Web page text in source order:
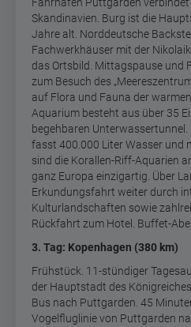
Skandinavien. Burg ist die
Jahre alt. Norddeutsche
Fachwerkhäuser mit der
das Ortsbild. Mittagspause und
zum Besuch des
auf Flora und Fauna der
Aquarium besteht aus über 35
begehbaren
fasst 400.000 Liter Wasser und
sind die Korallen-Riff-Aquarien
ganz Europa einzigartig. Über
Erkundungsfahrt weiter durch
Kulturlandschaften sowie
Rückfahrt zum Hotel. Buffet-
3. Tag: Kopenhagen (380 km)
Frühstück. 11-stündiger
der Hauptstadt des
Bus nach Puttgarden. 45
Vogelfluglinie von Puttgarden